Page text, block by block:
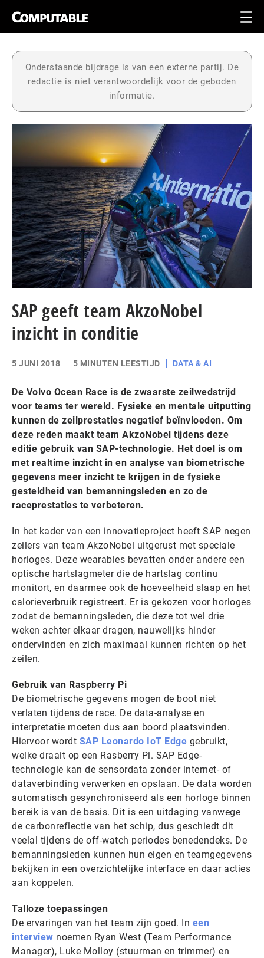
Onderstaande bijdrage is van een externe partij. De
redactie is niet verantwoordelijk voor de geboden
informatie.
SAP geeft team AkzoNobel
inzicht in conditie
5 JUNI 2018 5 MINUTEN LEESTIJD DATA & AI
De Volvo Ocean Race is de zwaarste zeilwedstrijd
voor teams ter wereld. Fysieke en mentale uitputting
kunnen de zeilprestaties negatief beïnvloeden. Om
deze reden maakt team AkzoNobel tijdens deze
editie gebruik van SAP-technologie. Het doel is om
met realtime inzicht in en analyse van biometrische
gegevens meer inzicht te krijgen in de fysieke
gesteldheid van bemanningsleden en zo de
raceprestaties te verbeteren.
In het kader van een innovatieproject heeft SAP negen
zeilers van team AkzoNobel uitgerust met speciale
horloges. Deze wearables bevatten onder andere een
optische hartslagmeter die de hartslag continu
monitort, en daarmee ook de hoeveelheid slaap en het
calorieverbruik registreert. Er is gekozen voor horloges
zodat de bemanningsleden, die deze tot wel drie
weken achter elkaar dragen, nauwelijks hinder
ondervinden en zich maximaal kunnen richten op het
zeilen.
Gebruik van Raspberry Pi
De biometrische gegevens mogen de boot niet
verlaten tijdens de race. De data-analyse en
interpretatie moeten dus aan boord plaatsvinden.
Hiervoor wordt SAP Leonardo IoT Edge gebruikt,
welke draait op een Rasberry Pi. SAP Edge-
technologie kan de sensordata zonder internet- of
dataverbinding verwerken en opslaan. De data worden
automatisch gesynchroniseerd als een horloge binnen
bereik is van de basis. Dit is een uitdaging vanwege
de carbonreflectie van het schip, dus geschiedt dit
veelal tijdens de off-watch periodes benedendeks. De
bemanningsleden kunnen hun eigen en teamgegevens
bekijken in een overzichtelijke interface en daar acties
aan koppelen.
Talloze toepassingen
De ervaringen van het team zijn goed. In een
interview noemen Ryan West (Team Performance
Manager), Luke Molloy (stuurman en trimmer) en